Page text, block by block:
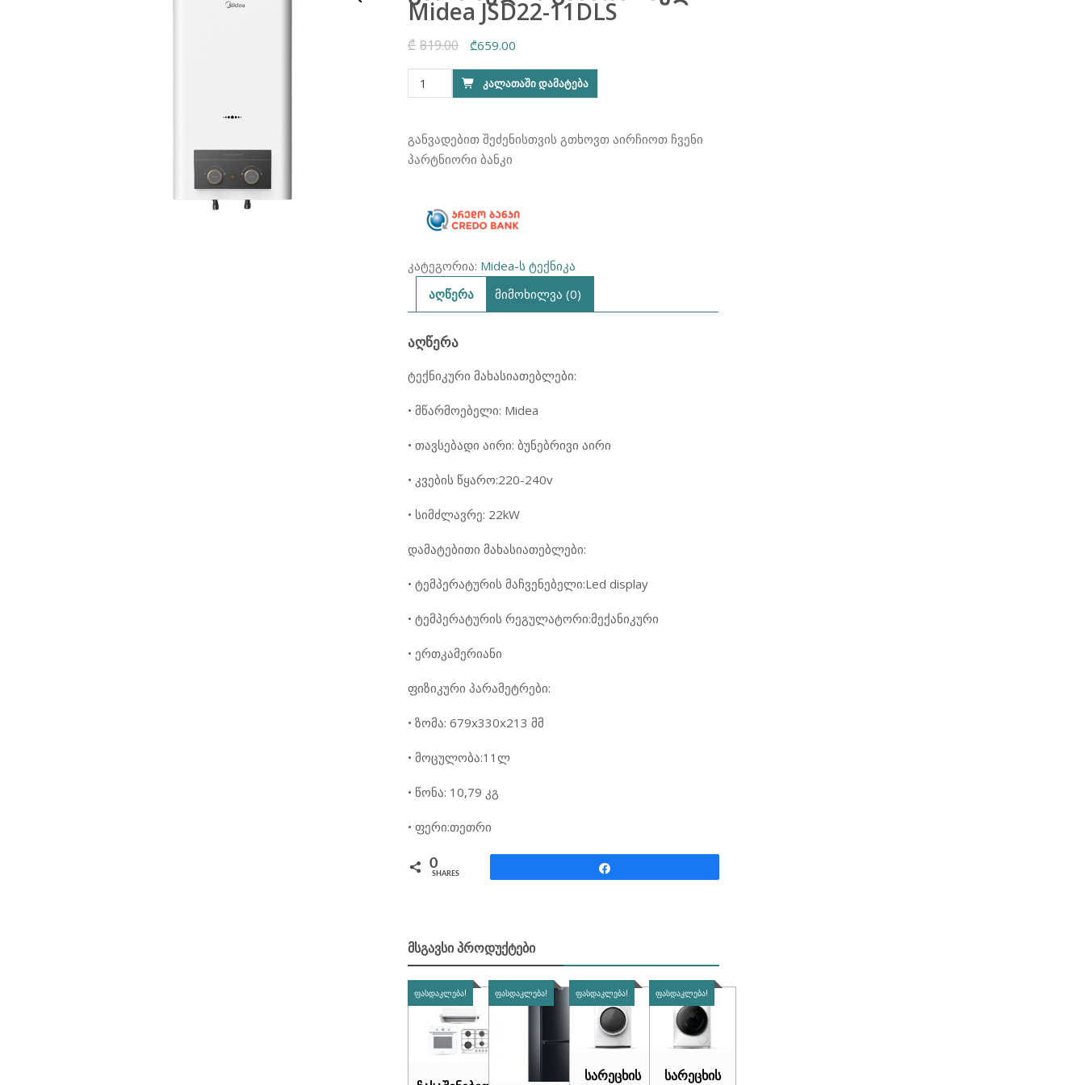
Midea JSD22-11DLS
₾ 819.00
Original
price
was:
₾659.00
price
is:
რაოდენობა:
გაზის
გამათბობელი
Midea
ᲙᲐᲚᲐᲗᲐᲨᲘ ᲓᲐᲛᲐᲢᲔᲑᲐ
განვადებით შეძენისთვის გთხოვთ აირჩიოთ ჩვენი
პარტნიორი ბანკი
კატეგორია: Midea-ს ტექნიკა
აღწერა
მიმოხილვა (0)
ᲐᲦᲬᲔᲠᲐ
ტექნიკური მახასიათებლები:
• მწარმოებელი: Midea
• თავსებადი აირი: ბუნებრივი აირი
• კვების წყარო:220-240v
• სიმძლავრე: 22kW
დამატებითი მახასიათებლები:
• ტემპერატურის მაჩვენებელი:Led display
• ტემპერატურის რეგულატორი:მექანიკური
• ერთკამერიანი
ფიზიკური პარამეტრები:
• ზომა: 679x330x213 მმ
• მოცულობა:11ლ
• წონა: 10,79 კგ
• ფერი:თეთრი
0
SHARES
ᲛᲡᲒᲐᲕᲡᲘ ᲞᲠᲝᲓᲣᲥᲢᲔᲑᲘ
ᲤᲐᲡᲓᲐᲙᲚᲔᲑᲐ! ᲤᲐᲡᲓᲐᲙᲚᲔᲑᲐ! ᲤᲐᲡᲓᲐᲙᲚᲔᲑᲐ!
სარეცხის
ᲤᲐᲡᲓᲐᲙᲚᲔᲑᲐ!
სარეცხის